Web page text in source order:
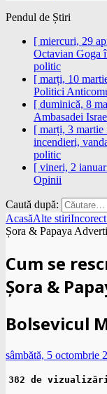
Pendul de Știri
[ miercuri, 29
Octavian Goga
politic
[ marți, 10
Politici
[ duminică, 8
Ambasadei
[ marți, 3 martie
incendieri,
politic
[ vineri, 2
Opinii
Caută după:
AcasăAlte stiri
Șora & Papaya
Cum se
Șora &
Bolsevicul
sâmbătă, 5 octombrie
382 de vizualizări